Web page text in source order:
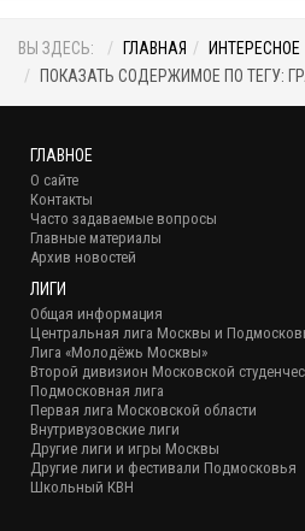
ВЫ ЗДЕСЬ: ГЛАВНАЯ ИНТЕРЕСНОЕ
ПОКАЗАТЬ СОДЕРЖИМОЕ ПО ТЕГУ:
ГЛАВНОЕ
О сайте
Контакты
Часто задаваемые вопросы
Главные материалы
Архив новостей
ЛИГИ
Общая информация
Центральная лига Москвы и
Лига «Молодёжь Москвы»
Второй дивизион Московской
Подмосковная лига
Первая лига Московской области
Внутривузовские лиги
Другие лиги и игры Москвы
Другие лиги и фестивали Подмосковья
Школьный КВН